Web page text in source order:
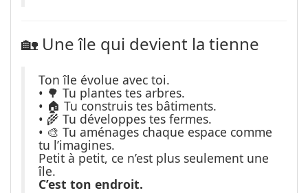
🏡 Une île qui devient la tienne
Ton île évolue avec toi.
• 🌳 Tu plantes tes arbres.
• 🏠 Tu construis tes bâtiments.
• 🌾 Tu développes tes fermes.
• 🎨 Tu aménages chaque espace comme
tu l’imagines.
Petit à petit, ce n’est plus seulement une
île.
C’est ton endroit.